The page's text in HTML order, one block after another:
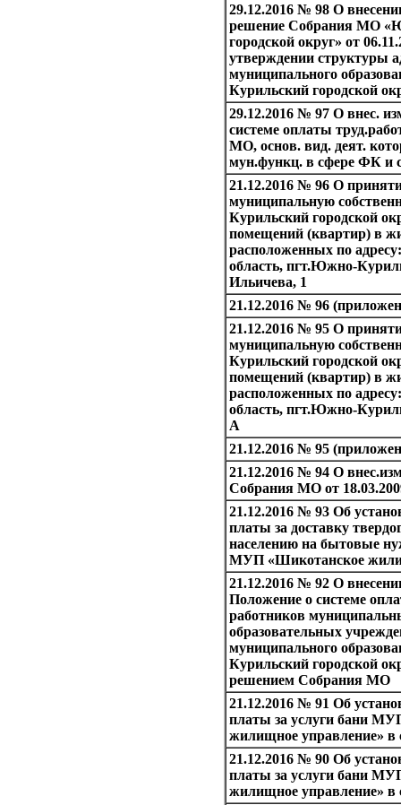
29.12.2016 № 98 О
решение Собрания МО
городской округ» от
утверждении структуры
муниципального
Курильский городской
29.12.2016 № 97 О внес.
системе оплаты
МО, основ. вид. деят.
мун.функц. в сфере ФК и
21.12.2016 № 96 О
муниципальную
Курильский городской
помещений (квартир) в
расположенных по
область, пгт.Южно-
Ильичева, 1
21.12.2016 № 96
21.12.2016 № 95 О
муниципальную
Курильский городской
помещений (квартир) в
расположенных по
область, пгт.Южно-
А
21.12.2016 № 95
21.12.2016 № 94 О
Собрания МО от
21.12.2016 № 93 Об
платы за доставку
населению на бытовые
МУП «Шикотанское
21.12.2016 № 92 О
Положение о системе
работников
образовательных
муниципального
Курильский городской
решением Собрания МО
21.12.2016 № 91 Об
платы за услуги бани
жилищное управление» в
21.12.2016 № 90 Об
платы за услуги бани
жилищное управление» в